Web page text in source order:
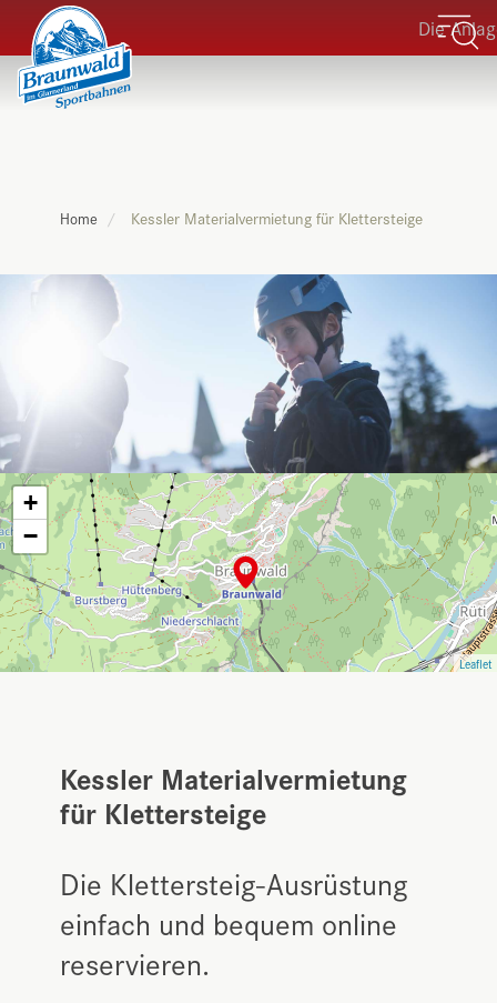
Die
Home Kessler Materialvermietung für Klettersteige
+
−
Leaflet
Kessler Materialvermietung
für Klettersteige
Die Klettersteig-Ausrüstung
einfach und bequem online
reservieren.